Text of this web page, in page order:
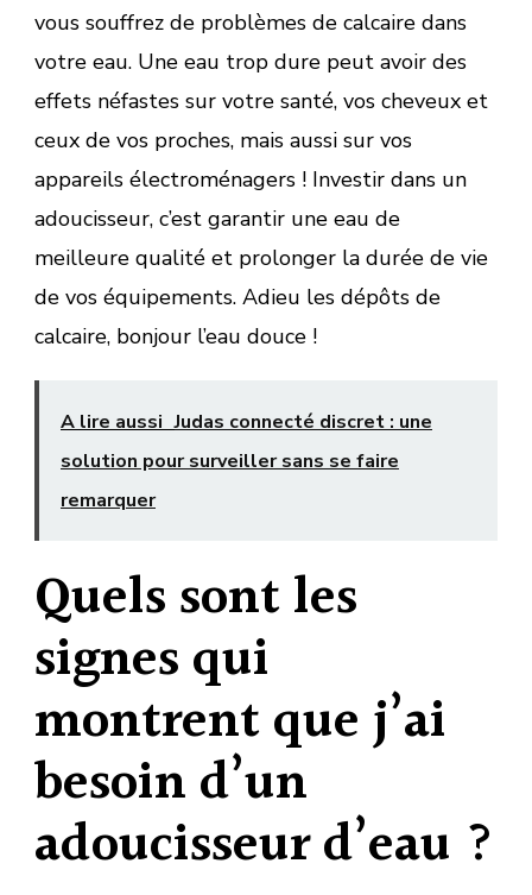
vous souffrez de problèmes de calcaire dans
votre eau. Une eau trop dure peut avoir des
effets néfastes sur votre santé, vos cheveux et
ceux de vos proches, mais aussi sur vos
appareils électroménagers ! Investir dans un
adoucisseur, c’est garantir une eau de
meilleure qualité et prolonger la durée de vie
de vos équipements. Adieu les dépôts de
calcaire, bonjour l’eau douce !
A lire aussi Judas connecté discret : une
solution pour surveiller sans se faire
remarquer
Quels sont les
signes qui
montrent que j’ai
besoin d’un
adoucisseur d’eau ?